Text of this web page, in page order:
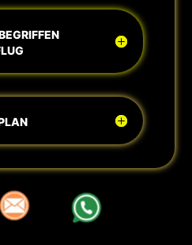
aaa aaa